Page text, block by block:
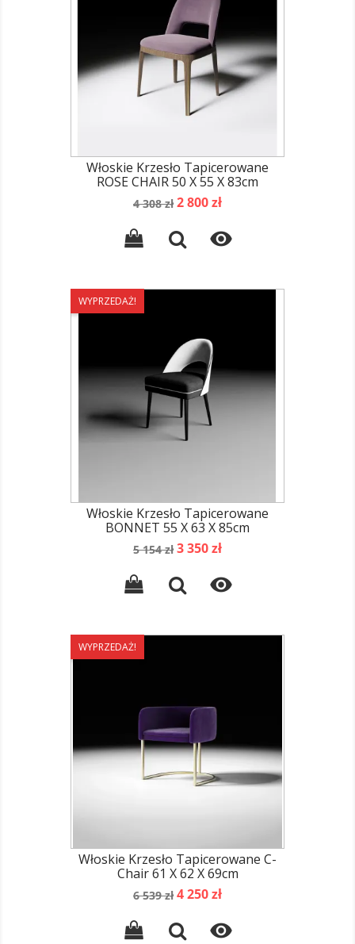
Włoskie Krzesło Tapicerowane
ROSE CHAIR 50 X 55 X 83cm
Cena
4 308 zł Cena
2 800 zł

WYPRZEDAŻ!
Włoskie Krzesło Tapicerowane
BONNET 55 X 63 X 85cm
Cena
5 154 zł Cena
3 350 zł

WYPRZEDAŻ!
Włoskie Krzesło Tapicerowane C-
Chair 61 X 62 X 69cm
Cena
6 539 zł Cena
4 250 zł
